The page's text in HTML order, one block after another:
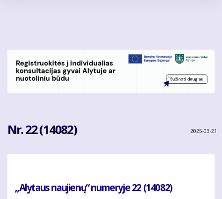
Nr. 22 (14082) 2025-03-21
„Alytaus naujienų“ numeryje 22 (14082)